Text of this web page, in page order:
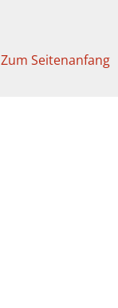
Zum Seitenanfang